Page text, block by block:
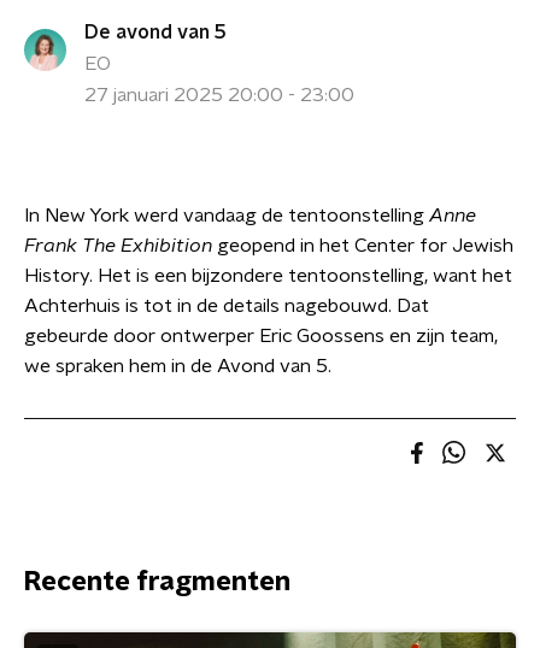
De avond van 5
EO
27 januari 2025 20:00 - 23:00
In New York werd vandaag de tentoonstelling Anne
Frank The Exhibition geopend in het Center for Jewish
History. Het is een bijzondere tentoonstelling, want het
Achterhuis is tot in de details nagebouwd. Dat
gebeurde door ontwerper Eric Goossens en zijn team,
we spraken hem in de Avond van 5.
Recente fragmenten